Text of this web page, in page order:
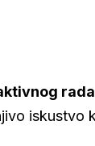
rada
iskustvo